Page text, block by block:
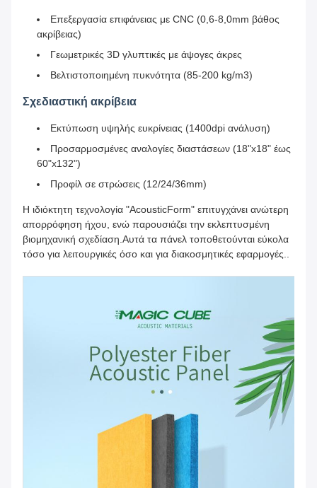
Επεξεργασία επιφάνειας με CNC (0,6-8,0mm βάθος
ακρίβειας)
Γεωμετρικές 3D γλυπτικές με άψογες άκρες
Βελτιστοποιημένη πυκνότητα (85-200 kg/m3)
Σχεδιαστική ακρίβεια
Εκτύπωση υψηλής ευκρίνειας (1400dpi ανάλυση)
Προσαρμοσμένες αναλογίες διαστάσεων (18"x18" έως
60"x132")
Προφίλ σε στρώσεις (12/24/36mm)
Η ιδιόκτητη τεχνολογία "AcousticForm" επιτυγχάνει ανώτερη
απορρόφηση ήχου, ενώ παρουσιάζει την εκλεπτυσμένη
βιομηχανική σχεδίαση.Αυτά τα πάνελ τοποθετούνται εύκολα
τόσο για λειτουργικές όσο και για διακοσμητικές εφαρμογές..